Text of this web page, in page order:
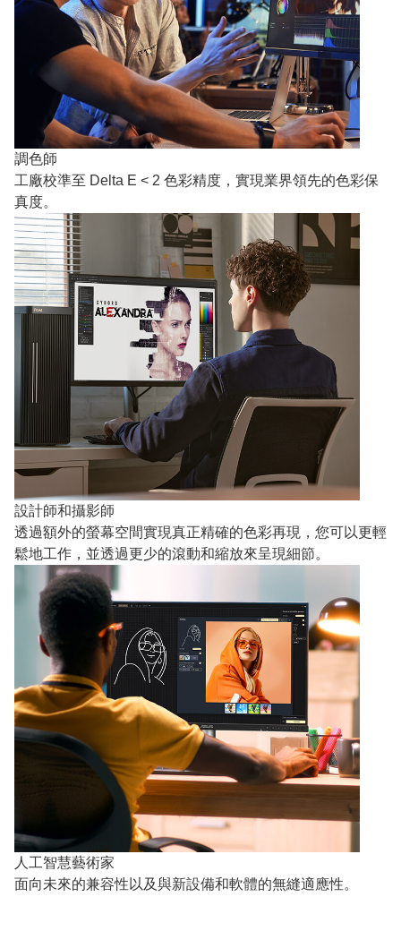
調色師
工廠校準至 Delta E < 2 色彩精度，實現業界領先的色彩保
真度。
設計師和攝影師
透過額外的螢幕空間實現真正精確的色彩再現，您可以更輕
鬆地工作，並透過更少的滾動和縮放來呈現細節。
人工智慧藝術家
面向未來的兼容性以及與新設備和軟體的無縫適應性。